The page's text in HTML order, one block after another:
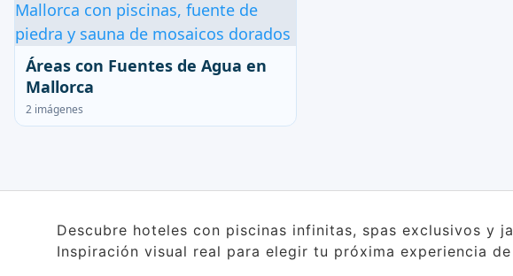
Áreas con Fuentes de Agua en
Mallorca
2 imágenes
Descubre hoteles con piscinas infinitas, spas exclusivos y
Inspiración visual real para elegir tu próxima experiencia